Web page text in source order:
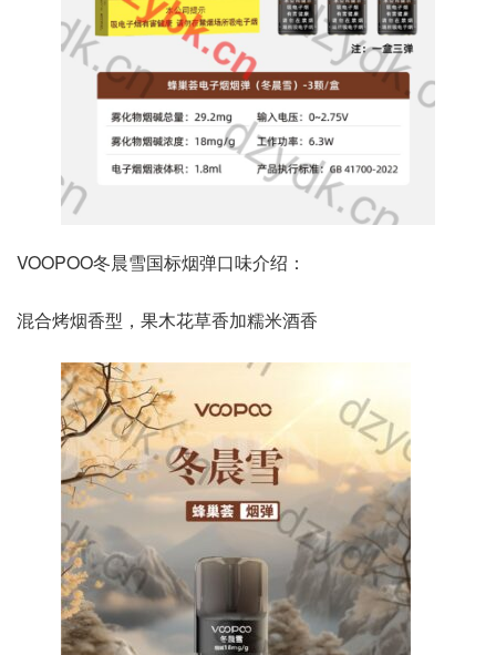
VOOPOO冬晨雪国标烟弹口味介绍：
混合烤烟香型，果木花草香加糯米酒香